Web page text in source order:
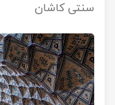
سنتی کاشان